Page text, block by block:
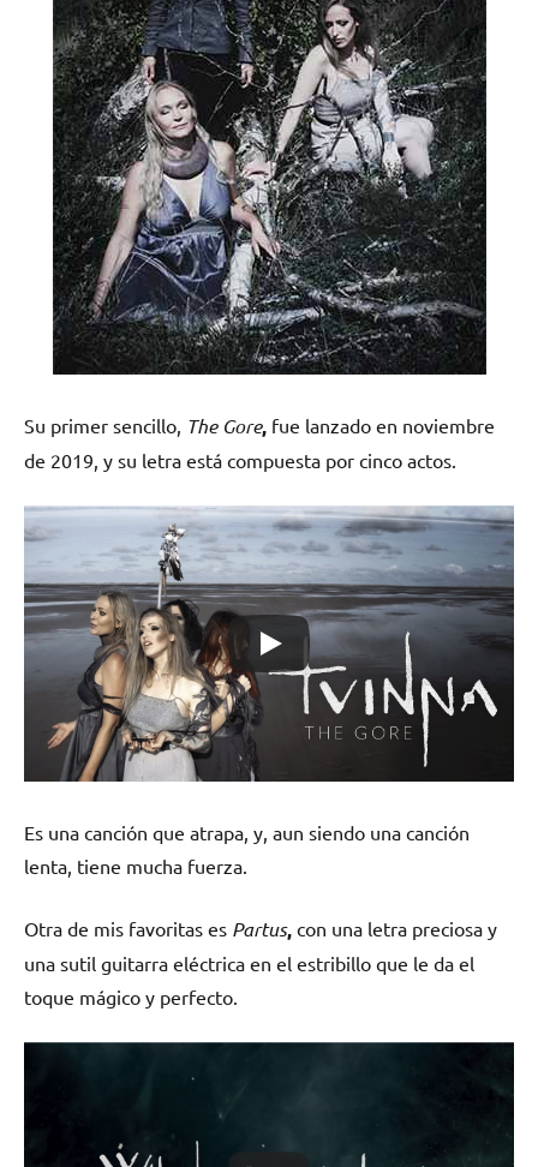
Su primer sencillo, The Gore, fue lanzado en noviembre
de 2019, y su letra está compuesta por cinco actos.
Es una canción que atrapa, y, aun siendo una canción
lenta, tiene mucha fuerza.
Otra de mis favoritas es Partus, con una letra preciosa y
una sutil guitarra eléctrica en el estribillo que le da el
toque mágico y perfecto.